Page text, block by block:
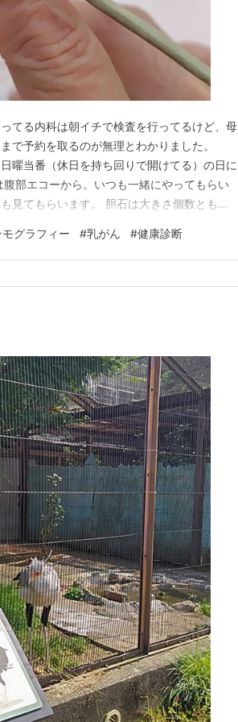
てる内科は朝イチで検査を行ってるけど、母
で予約を取るのが無理とわかりました。
曜当番（休日を持ち回りで開けてる）の日に
部エコーから。いつも一緒にやってもらい
見てもらいます。 胆石は大きさ個数ともに
は、石灰化してる部分があると言われまし
とでした。 そして…
モグラフィー #乳がん #健康診断